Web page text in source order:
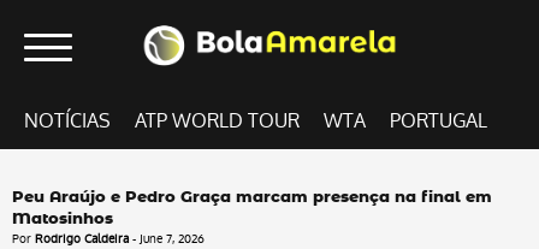
NOTÍCIAS ATP WORLD TOUR WTA PORTUGAL
Peu Araújo e Pedro Graça marcam presença na final em
Matosinhos
Por Rodrigo Caldeira - June 7, 2026